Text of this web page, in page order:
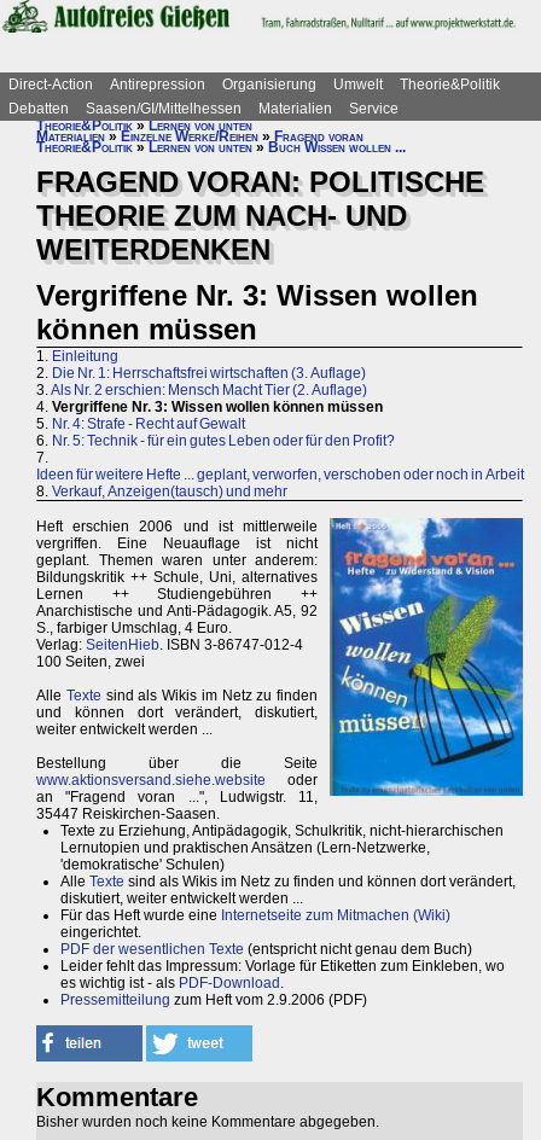
Direct-Action Antirepression Organisierung Umwelt
Theorie&Politik
Debatten
Saasen/GI/Mittelhessen Materialien
Service
Theorie&Politik»Lernen von unten
Materialien » Einzelne Werke/Reihen » Fragend voran
Theorie&Politik » Lernen von unten » Buch Wissen wollen ...
FRAGEND VORAN: POLITISCHE
THEORIE ZUM NACH- UND
WEITERDENKEN
Vergriffene Nr. 3: Wissen wollen
können müssen
1. Einleitung
2. Die Nr. 1: Herrschaftsfrei wirtschaften (3. Auflage)
3.Als Nr. 2 erschien: Mensch Macht Tier (2. Auflage)
4. Vergriffene Nr. 3: Wissen wollen können müssen
5. Nr. 4: Strafe - Recht auf Gewalt
6. Nr. 5: Technik - für ein gutes Leben oder für den Profit?
7.
Ideen für weitere Hefte ... geplant, verworfen, verschoben oder noch in Arbeit
8. Verkauf, Anzeigen(tausch) und mehr
Heft erschien 2006 und ist mittlerweile
vergriffen. Eine Neuauflage ist nicht
geplant. Themen waren unter anderem:
Bildungskritik ++ Schule, Uni, alternatives
Lernen ++ Studiengebühren ++
Anarchistische und Anti-Pädagogik. A5, 92
S., farbiger Umschlag, 4 Euro.
Verlag: SeitenHieb. ISBN 3-86747-012-4
100 Seiten, zwei
Alle Texte sind als Wikis im Netz zu finden
und können dort verändert, diskutiert,
weiter entwickelt werden ...
Bestellung über die Seite
www.aktionsversand.siehe.website oder
an "Fragend voran ...", Ludwigstr. 11,
35447 Reiskirchen-Saasen.
Texte zu Erziehung, Antipädagogik, Schulkritik, nicht-hierarchischen
Lernutopien und praktischen Ansätzen (Lern-Netzwerke,
'demokratische' Schulen)
Alle Texte sind als Wikis im Netz zu finden und können dort verändert,
diskutiert, weiter entwickelt werden ...
Für das Heft wurde eine Internetseite zum Mitmachen (Wiki)
eingerichtet.
PDF der wesentlichen Texte (entspricht nicht genau dem Buch)
Leider fehlt das Impressum: Vorlage für Etiketten zum Einkleben, wo
es wichtig ist - als PDF-Download .
Pressemitteilung zum Heft vom 2.9.2006 (PDF)
Kommentare
Bisher wurden noch keine Kommentare abgegeben.